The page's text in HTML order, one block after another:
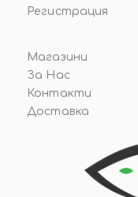
Регистрация
Магазини
За Нас
Контакти
Доставка